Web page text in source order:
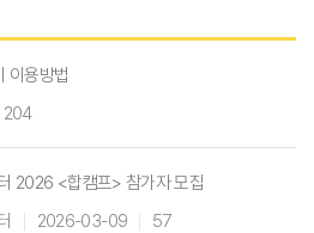
I
H
)
이용방법
204
2026 <합캠프> 참가자 모집
2026-03-09 57